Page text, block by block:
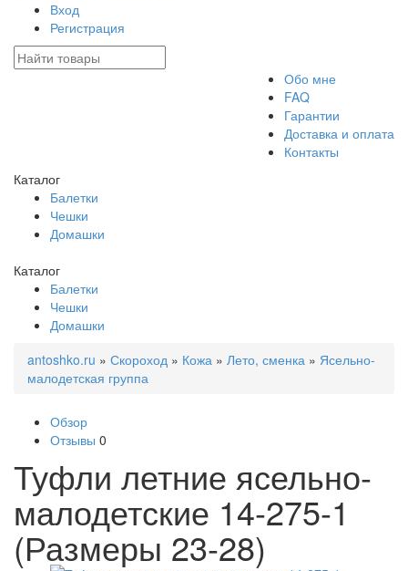
Вход
Регистрация
Обо мне
FAQ
Гарантии
Доставка и оплата
Контакты
Каталог
Балетки
Чешки
Домашки
Каталог
Балетки
Чешки
Домашки
antoshko.ru » Скороход » Кожа » Лето, сменка » Ясельно-
малодетская группа
Обзор
Отзывы 0
Туфли летние ясельно-
малодетские 14-275-1
(Размеры 23-28)